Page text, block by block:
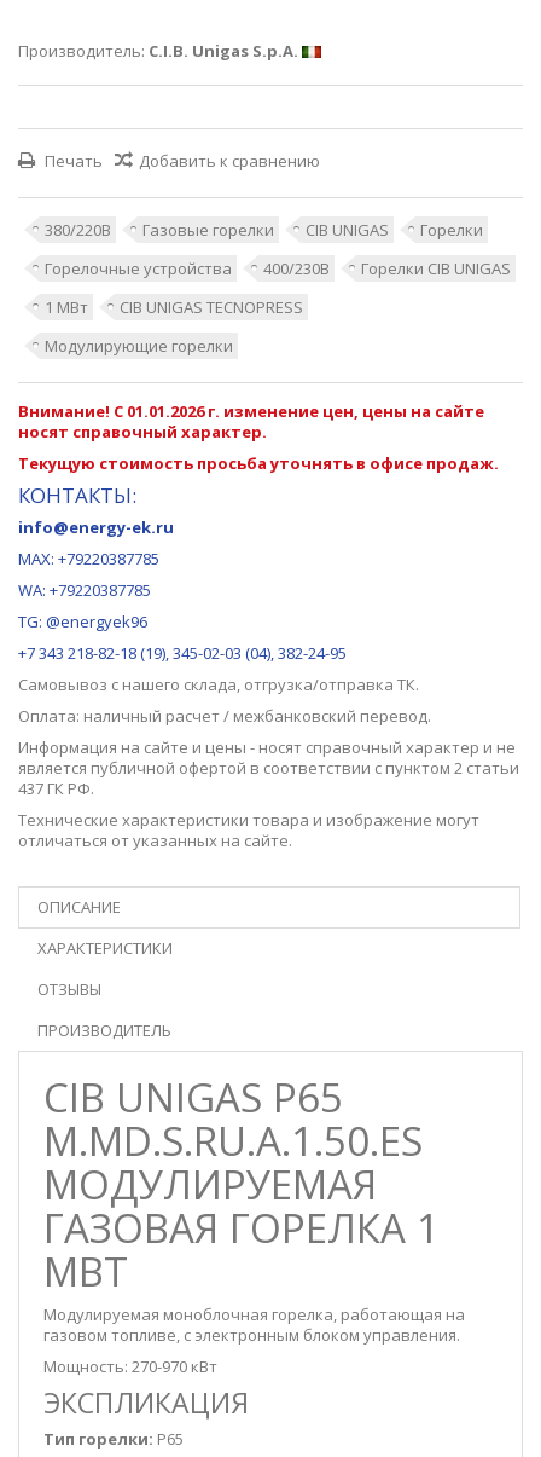
Производитель: C.I.B. Unigas S.p.A.
Печать Добавить к сравнению
380/220В Газовые горелки CIB UNIGAS
Горелки
Горелочные устройства
400/230В
Горелки CIB UNIGAS
1 МВт
CIB UNIGAS TECNOPRESS
Модулирующие горелки
Внимание! С 01.01.2026 г. изменение цен, цены на сайте
носят справочный характер.
Текущую стоимость просьба уточнять в офисе продаж.
КОНТАКТЫ:
info@energy-ek.ru
MAX: +79220387785
WA: +79220387785
TG: @energyek96
+7 343 218-82-18 (19), 345-02-03 (04), 382-24-95
Самовывоз с нашего склада, отгрузка/отправка ТК.
Оплата: наличный расчет / межбанковский перевод.
Информация на сайте и цены - носят справочный характер и не
является публичной офертой в соответствии с пунктом 2 статьи
437 ГК РФ.
Технические характеристики товара и изображение могут
отличаться от указанных на сайте.
ОПИСАНИЕ
ХАРАКТЕРИСТИКИ
ОТЗЫВЫ
ПРОИЗВОДИТЕЛЬ
CIB UNIGAS P65
M.MD.S.RU.A.1.50.ES
МОДУЛИРУЕМАЯ
ГАЗОВАЯ ГОРЕЛКА 1
МВТ
Модулируемая моноблочная горелка, работающая на
газовом топливе, с электронным блоком управления.
Мощность: 270-970 кВт
ЭКСПЛИКАЦИЯ
Тип горелки: P65